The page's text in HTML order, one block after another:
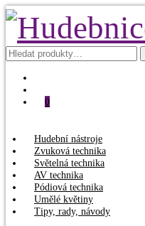
Hledat:
0
Hudební nástroje
Zvuková technika
Světelná technika
AV technika
Pódiová technika
Umělé květiny
Tipy, rady, návody